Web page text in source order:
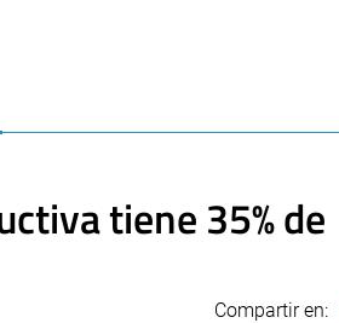
tiene 35% de
Compartir en: